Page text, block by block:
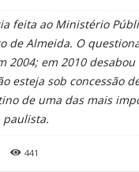
feita ao Ministério
de Almeida. O
2004; em 2010
esteja sob concessão
de uma das mais
paulista.
441